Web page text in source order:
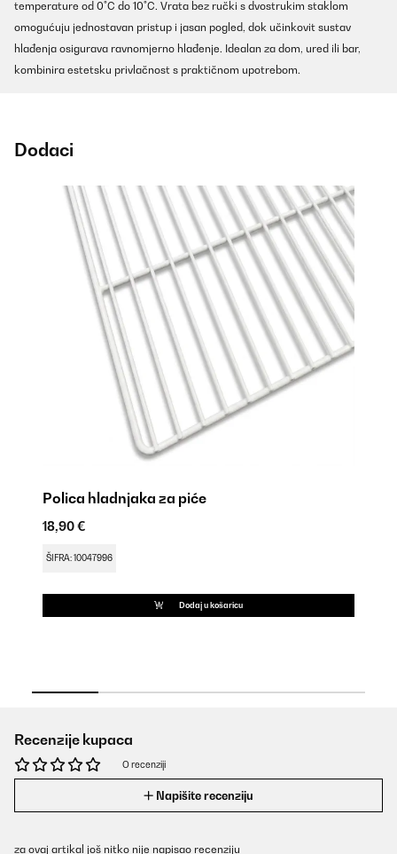
temperature od 0°C do 10°C. Vrata bez ručki s dvostrukim staklom
omogućuju jednostavan pristup i jasan pogled, dok učinkovit sustav
hlađenja osigurava ravnomjerno hlađenje. Idealan za dom, ured ili bar,
kombinira estetsku privlačnost s praktičnom upotrebom.
Dodaci
Polica hladnjaka za piće
18,90 €
ŠIFRA: 10047996
Dodaj u košaricu
Recenzije kupaca
O recenziji
Napišite recenziju
za ovaj artikal još nitko nije napisao recenziju